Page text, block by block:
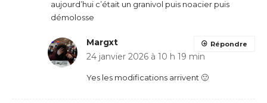
aujourd’hui c’était un granivol puis noacier puis
démolosse
Margxt
24 janvier 2026 à 10 h 19 min
Yes les modifications arrivent 🙂
Répondre